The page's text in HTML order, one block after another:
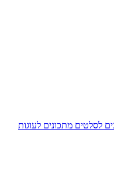
לסלטים מתכונים לעוגות